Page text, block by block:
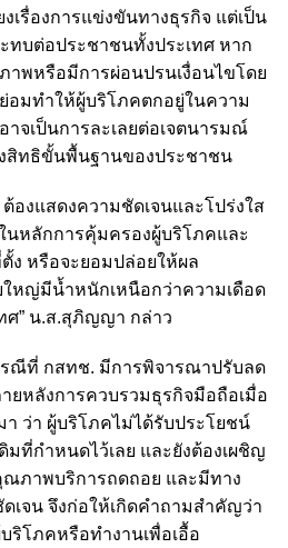
เรื่องการแข่งขันทางธุรกิจ แต่เป็น
ทบต่อประชาชนทั้งประเทศ หาก
าพหรือมีการผ่อนปรนเงื่อนไขโดย
อมทำให้ผู้บริโภคตกอยู่ในความ
าจเป็นการละเลยต่อเจตนารมณ์
สิทธิขั้นพื้นฐานของประชาชน
องแสดงความชัดเจนและโปร่งใส
นหลักการคุ้มครองผู้บริโภคและ
ง หรือจะยอมปล่อยให้ผล
หญ่มีน้ำหนักเหนือกว่าความเดือด
ศ” น.ส.สุภิญญา กล่าว
ณีที่ กสทช. มีการพิจารณาปรับลด
ยหลังการควบรวมธุรกิจมือถือเมื่อ
า ว่า ผู้บริโภคไม่ได้รับประโยชน์
มที่กำหนดไว้เลย และยังต้องเผชิญ
ภาพบริการถดถอย และมีทาง
เจน จึงก่อให้เกิดคำถามสำคัญว่า
ริโภคหรือทำงานเพื่อเอื้อ